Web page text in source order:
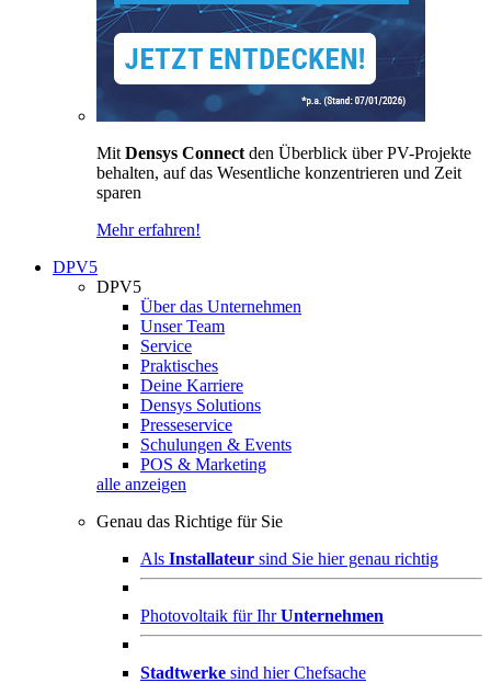
Mit Densys Connect den Überblick über PV-Projekte
behalten, auf das Wesentliche konzentrieren und Zeit
sparen
Mehr erfahren!
DPV5
DPV5
Über das Unternehmen
Unser Team
Service
Praktisches
Deine Karriere
Densys Solutions
Presseservice
Schulungen & Events
POS & Marketing
alle anzeigen
Genau das Richtige für Sie
Als Installateur sind Sie hier genau richtig
Photovoltaik für IhrUnternehmen
Stadtwerke sind hier Chefsache